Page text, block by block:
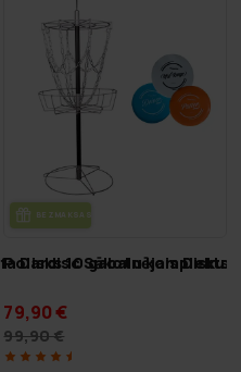
Disks 10 gabalu komplekts
BEZ­MAK­SAS PIE­GĀ­DE
Polardisc Sākotnējais Disku
79,90 €
99,90 €